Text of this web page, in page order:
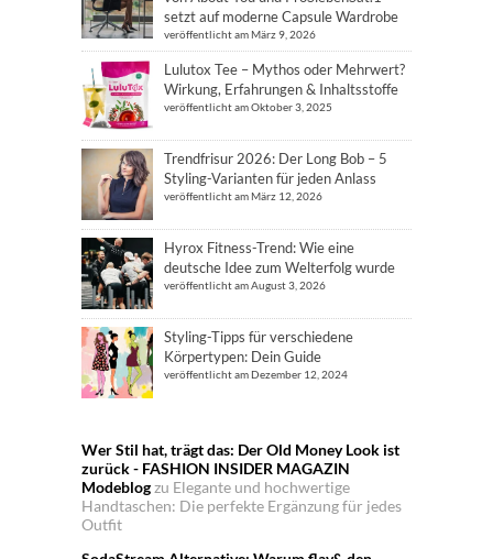
setzt auf moderne Capsule Wardrobe
veröffentlicht am März 9, 2026
Lulutox Tee – Mythos oder Mehrwert?
Wirkung, Erfahrungen & Inhaltsstoffe
veröffentlicht am Oktober 3, 2025
Trendfrisur 2026: Der Long Bob – 5
Styling-Varianten für jeden Anlass
veröffentlicht am März 12, 2026
Hyrox Fitness-Trend: Wie eine
deutsche Idee zum Welterfolg wurde
veröffentlicht am August 3, 2026
Styling-Tipps für verschiedene
Körpertypen: Dein Guide
veröffentlicht am Dezember 12, 2024
Wer Stil hat, trägt das: Der Old Money Look ist
zurück - FASHION INSIDER MAGAZIN
Modeblogzu Elegante und hochwertige
Handtaschen: Die perfekte Ergänzung für jedes
Outfit